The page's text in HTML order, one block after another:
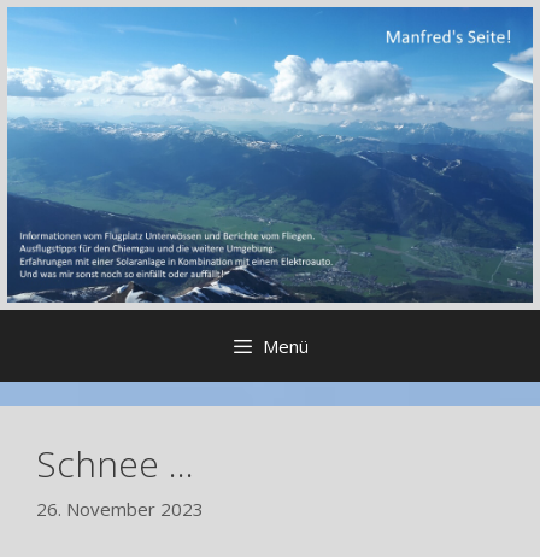
Zum
springen
Menü
Schnee …
26. November 2023